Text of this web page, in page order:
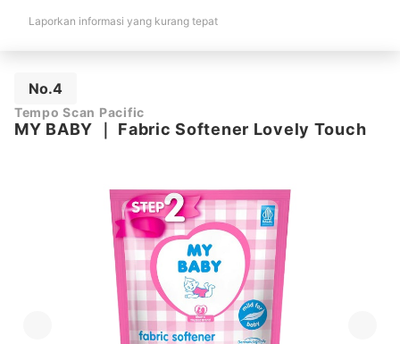
Laporkan informasi yang kurang tepat
No.4
Tempo Scan Pacific
MY BABY Fabric Softener Lovely Touch